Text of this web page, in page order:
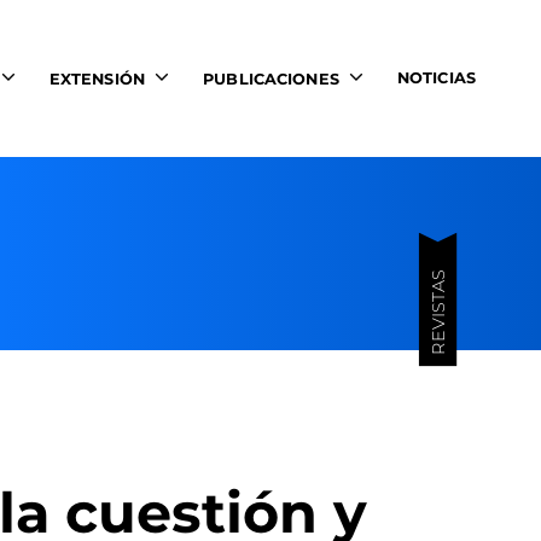
EXTENSIÓN PUBLICACIONES NOTICIAS
REVISTAS
cuestión y